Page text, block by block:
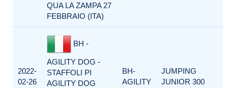
QUA LA ZAMPA 27
FEBBRAIO (ITA)
2022-
02-26
BH -
AGILITY DOG -
STAFFOLI PI
AGILITY DOG
BH-
AGILITY
JUMPING
JUNIOR 300